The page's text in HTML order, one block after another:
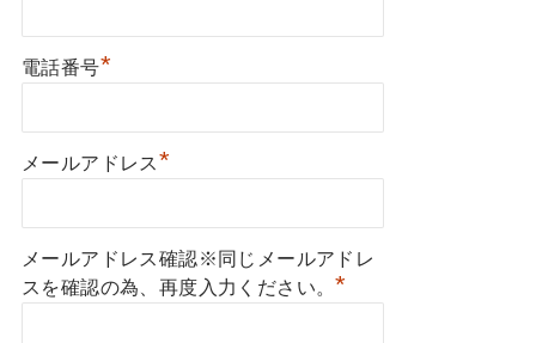
電話番号*
メールアドレス*
メールアドレス確認※同じメールアドレ
スを確認の為、再度入力ください。*